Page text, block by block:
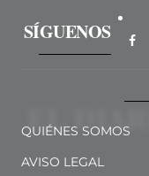
SÍGUENOS
QUIÉNES SOMOS
AVISO LEGAL